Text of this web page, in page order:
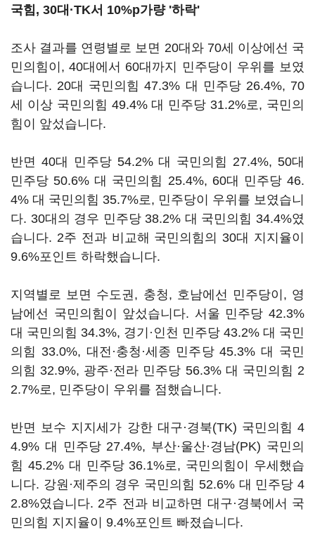
국힘, 30대·TK서 10%p가량 '하락'
조사 결과를 연령별로 보면 20대와 70세 이상에선 국
민의힘이, 40대에서 60대까지 민주당이 우위를 보였
습니다. 20대 국민의힘 47.3% 대 민주당 26.4%, 70
세 이상 국민의힘 49.4% 대 민주당 31.2%로, 국민의
힘이 앞섰습니다.
반면 40대 민주당 54.2% 대 국민의힘 27.4%, 50대
민주당 50.6% 대 국민의힘 25.4%, 60대 민주당 46.
4% 대 국민의힘 35.7%로, 민주당이 우위를 보였습니
다. 30대의 경우 민주당 38.2% 대 국민의힘 34.4%였
습니다. 2주 전과 비교해 국민의힘의 30대 지지율이
9.6%포인트 하락했습니다.
지역별로 보면 수도권, 충청, 호남에선 민주당이, 영
남에선 국민의힘이 앞섰습니다. 서울 민주당 42.3%
대 국민의힘 34.3%, 경기·인천 민주당 43.2% 대 국민
의힘 33.0%, 대전·충청·세종 민주당 45.3% 대 국민
의힘 32.9%, 광주·전라 민주당 56.3% 대 국민의힘 2
2.7%로, 민주당이 우위를 점했습니다.
반면 보수 지지세가 강한 대구·경북(TK) 국민의힘 4
4.9% 대 민주당 27.4%, 부산·울산·경남(PK) 국민의
힘 45.2% 대 민주당 36.1%로, 국민의힘이 우세했습
니다. 강원·제주의 경우 국민의힘 52.6% 대 민주당 4
2.8%였습니다. 2주 전과 비교하면 대구·경북에서 국
민의힘 지지율이 9.4%포인트 빠졌습니다.